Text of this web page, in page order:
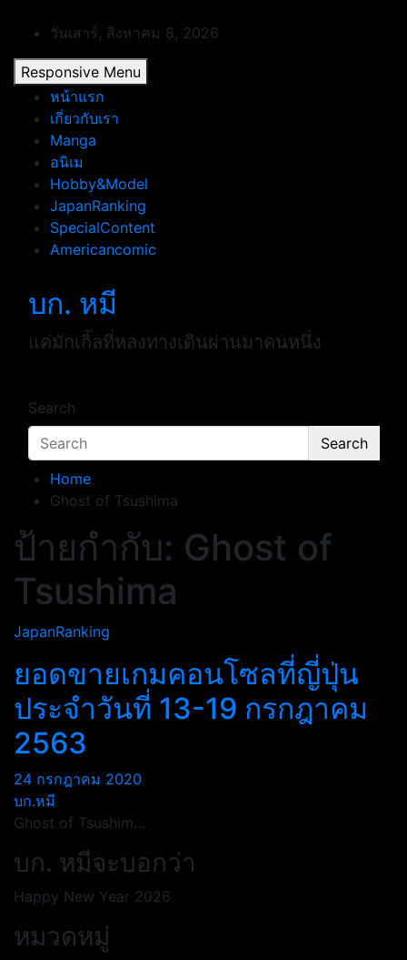
content
วันเสาร์, สิงหาคม 8, 2026
Responsive Menu
หน้าแรก
เกี่ยวกับเรา
Manga
อนิเม
Hobby&Model
JapanRanking
SpecialContent
Americancomic
บก. หมี
แค่มักเกิ้ลที่หลงทางเดินผ่านมาคนหนึ่ง
Search
Search
Home
Ghost of Tsushima
ป้ายกำกับ: Ghost of
Tsushima
JapanRanking
ยอดขายเกมคอนโซลที่ญี่ปุ่น
ประจำวันที่ 13-19 กรกฎาคม
2563
24 กรกฎาคม 2020
บก.หมี
Ghost of Tsushim…
บก. หมีจะบอกว่า
Happy New Year 2026
หมวดหมู่